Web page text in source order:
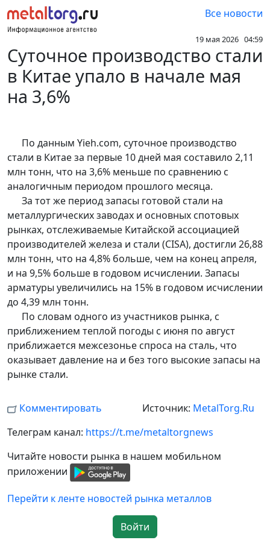
Все новости
19 мая 2026 04:59
Суточное производство стали
в Китае упало в начале мая
на 3,6%
По данным Yieh.com, суточное производство
стали в Китае за первые 10 дней мая составило 2,11
млн тонн, что на 3,6% меньше по сравнению с
аналогичным периодом прошлого месяца.
За тот же период запасы готовой стали на
металлургических заводах и основных спотовых
рынках, отслеживаемые Китайской ассоциацией
производителей железа и стали (CISA), достигли 26,88
млн тонн, что на 4,8% больше, чем на конец апреля,
и на 9,5% больше в годовом исчислении. Запасы
арматуры увеличились на 15% в годовом исчислении
до 4,39 млн тонн.
По словам одного из участников рынка, с
приближением теплой погоды с июня по август
приближается межсезонье спроса на сталь, что
оказывает давление на и без того высокие запасы на
рынке стали.
Комментировать Источник: MetalTorg.Ru
Телеграм канал: https://t.me/metaltorgnews
Читайте новости рынка в нашем мобильном
приложении
Перейти к ленте новостей рынка металлов
Войти